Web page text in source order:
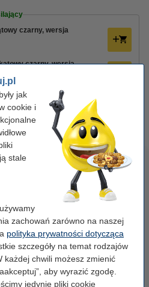
jak
cookie i
stale
zachowań zarówno na naszej
polityka prywatności dotycząca
szczegóły na temat rodzajów
każdej chwili możesz zmienić
aby wyrazić zgodę.
jedynie pliki cookie
czarny, wersja
czarny, wersja
produkty
Segregator A4 plastikowy
niebieski 80 mm, 123drukuj